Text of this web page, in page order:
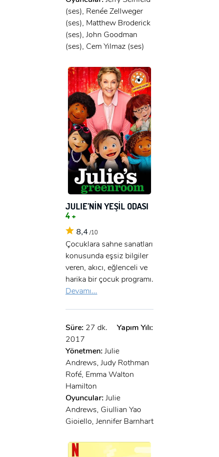
(ses), Renée Zellweger
(ses), Matthew Broderick
(ses), John Goodman
(ses), Cem Yılmaz (ses)
JULIE’NİN YEŞİL ODASI
4 +
8,4 /10
Çocuklara sahne sanatları
konusunda eşsiz bilgiler
veren, akıcı, eğlenceli ve
harika bir çocuk programı.
Devamı...
Süre: 27 dk.
Yapım Yılı:
2017
Yönetmen: Julie
Andrews, Judy Rothman
Rofé, Emma Walton
Hamilton
Oyuncular: Julie
Andrews, Giullian Yao
Gioiello, Jennifer Barnhart